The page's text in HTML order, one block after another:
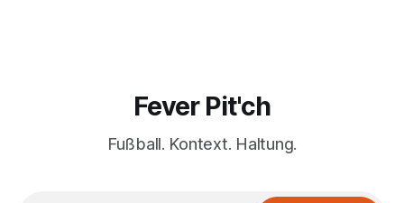
Fever Pit'ch
Fußball. Kontext. Haltung.